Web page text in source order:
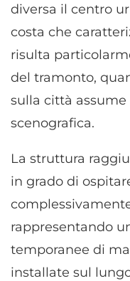
diversa il centro
costa che
risulta
del tramonto,
sulla città
scenografica.
La struttura
in grado di
rappresentando
temporanee di
installate sul